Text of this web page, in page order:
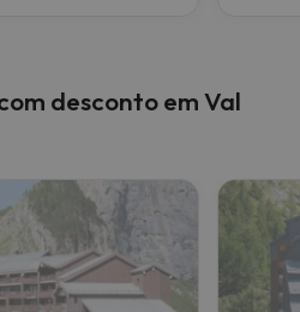
desconto em Val